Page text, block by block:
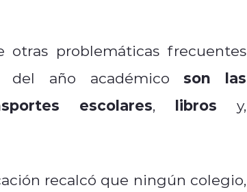
otras problemáticas frecuentes
del año académico son las
escolares, libros y,
recalcó que ningún colegio,